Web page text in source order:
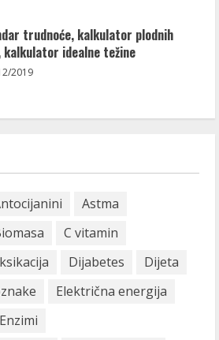
trudnoće, kalkulator plodnih
kalkulator idealne težine
2019
Astma
C vitamin
Dijabetes
Dijeta
Električna energija
Enzimi